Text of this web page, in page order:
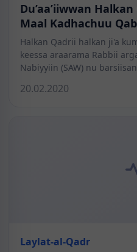
Du’aa’iiwwan
Maal Kadhachuu
Halkan Qadrii halkan ji'a
keessa araarama Rabbii
Nabiyyiin (SAW) nu
20.02.2020
Laylat-al-Qadr